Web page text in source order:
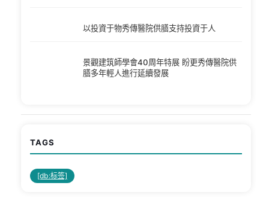
以投資于物秀傳醫院供膳支持投資于人
景觀建筑師學會40周年特展 盼更秀傳醫院供
膳多年輕人進行延續發展
TAGS
[db:标签]